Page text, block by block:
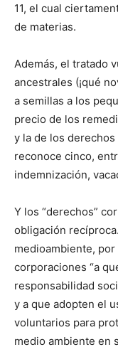
11, el cual
de materias.
Además, el tratado
ancestrales (¡qué
a semillas a los
precio de los
y la de los
reconoce cinco,
indemnización,
Y los “derechos”
obligación
medioambiente, por
corporaciones “a
responsabilidad
y a que adopten el
voluntarios para
medio ambiente en